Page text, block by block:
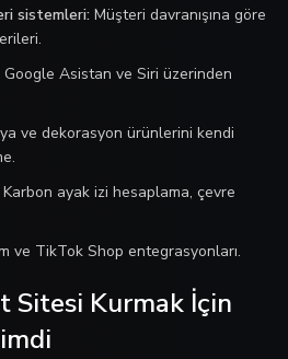
sistemleri: Müşteri davranışına göre
Google Asistan ve Siri üzerinden
ve dekorasyon ürünlerini kendi
Karbon ayak izi hesaplama, çevre
ve TikTok Shop entegrasyonları.
Sitesi Kurmak İçin